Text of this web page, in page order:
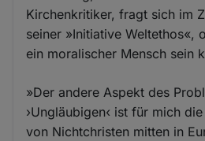
Kirchenkritiker, fragt sich im
seiner »Initiative Weltethos«,
ein moralischer Mensch sein
»Der andere Aspekt des
›Ungläubigen‹ ist für mich
von Nichtchristen mitten in